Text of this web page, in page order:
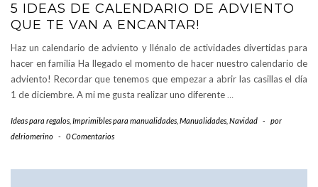
5 IDEAS DE CALENDARIO DE ADVIENTO
QUE TE VAN A ENCANTAR!
Haz un calendario de adviento y llénalo de actividades divertidas para
hacer en familia Ha llegado el momento de hacer nuestro calendario de
adviento! Recordar que tenemos que empezar a abrir las casillas el día
1 de diciembre. A mi me gusta realizar uno diferente …
Ideas para regalos Imprimibles para manualidades Manualidades Navidad -
por
delriomerino - 0 Comentarios